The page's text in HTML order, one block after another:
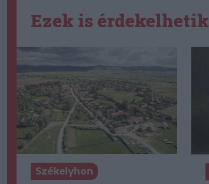
Ezek is érdekelhetik
Székelyhon